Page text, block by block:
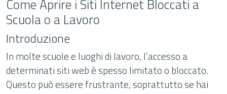
Come Aprire i Siti Internet Bloccati a
Scuola o a Lavoro
Introduzione
In molte scuole e luoghi di lavoro, l’accesso a
determinati siti web è spesso limitato o bloccato.
Questo può essere frustrante, soprattutto se hai